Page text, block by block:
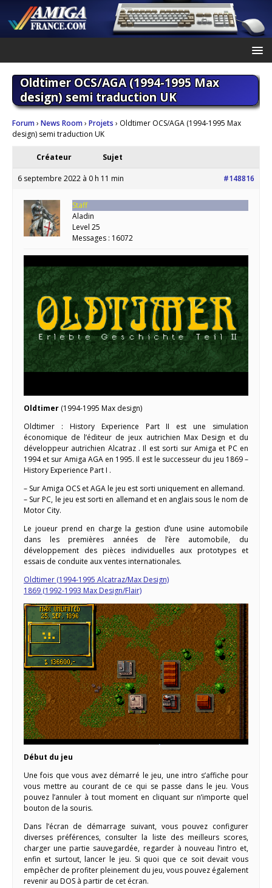
Oldtimer OCS/AGA (1994-1995 Max
design) semi traduction UK
Forum› News Room› Projets › Oldtimer OCS/AGA (1994-1995 Max
design) semi traduction UK
Créateur Sujet
6 septembre 2022 à 0 h 11 min #148816
Staff
Aladin
Level 25
Messages : 16072
Oldtimer (1994-1995 Max design)
Oldtimer : History Experience Part II est une simulation
économique de l’éditeur de jeux autrichien Max Design et du
développeur autrichien Alcatraz . Il est sorti sur Amiga et PC en
1994 et sur Amiga AGA en 1995. Il est le successeur du jeu 1869 –
History Experience Part I .
– Sur Amiga OCS et AGA le jeu est sorti uniquement en allemand.
– Sur PC, le jeu est sorti en allemand et en anglais sous le nom de
Motor City.
Le joueur prend en charge la gestion d’une usine automobile
dans les premières années de l’ère automobile, du
développement des pièces individuelles aux prototypes et
essais de conduite aux ventes internationales.
Oldtimer (1994-1995 Alcatraz/Max Design)
1869 (1992-1993 Max Design/Flair)
Début du jeu
Une fois que vous avez démarré le jeu, une intro s’affiche pour
vous mettre au courant de ce qui se passe dans le jeu. Vous
pouvez l’annuler à tout moment en cliquant sur n’importe quel
bouton de la souris.
Dans l’écran de démarrage suivant, vous pouvez configurer
diverses préférences, consulter la liste des meilleurs scores,
charger une partie sauvegardée, regarder à nouveau l’intro et,
enfin et surtout, lancer le jeu. Si quoi que ce soit devait vous
empêcher de profiter pleinement du jeu, vous pouvez également
revenir au DOS à partir de cet écran.